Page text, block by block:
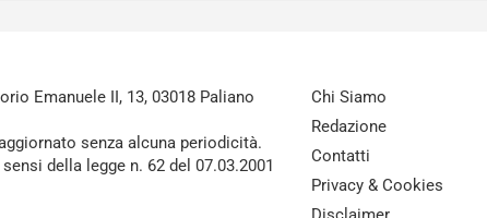
Emanuele II, 13, 03018 Paliano
senza alcuna periodicità.
della legge n. 62 del 07.03.2001
Chi Siamo
Redazione
Contatti
Privacy & Cookies